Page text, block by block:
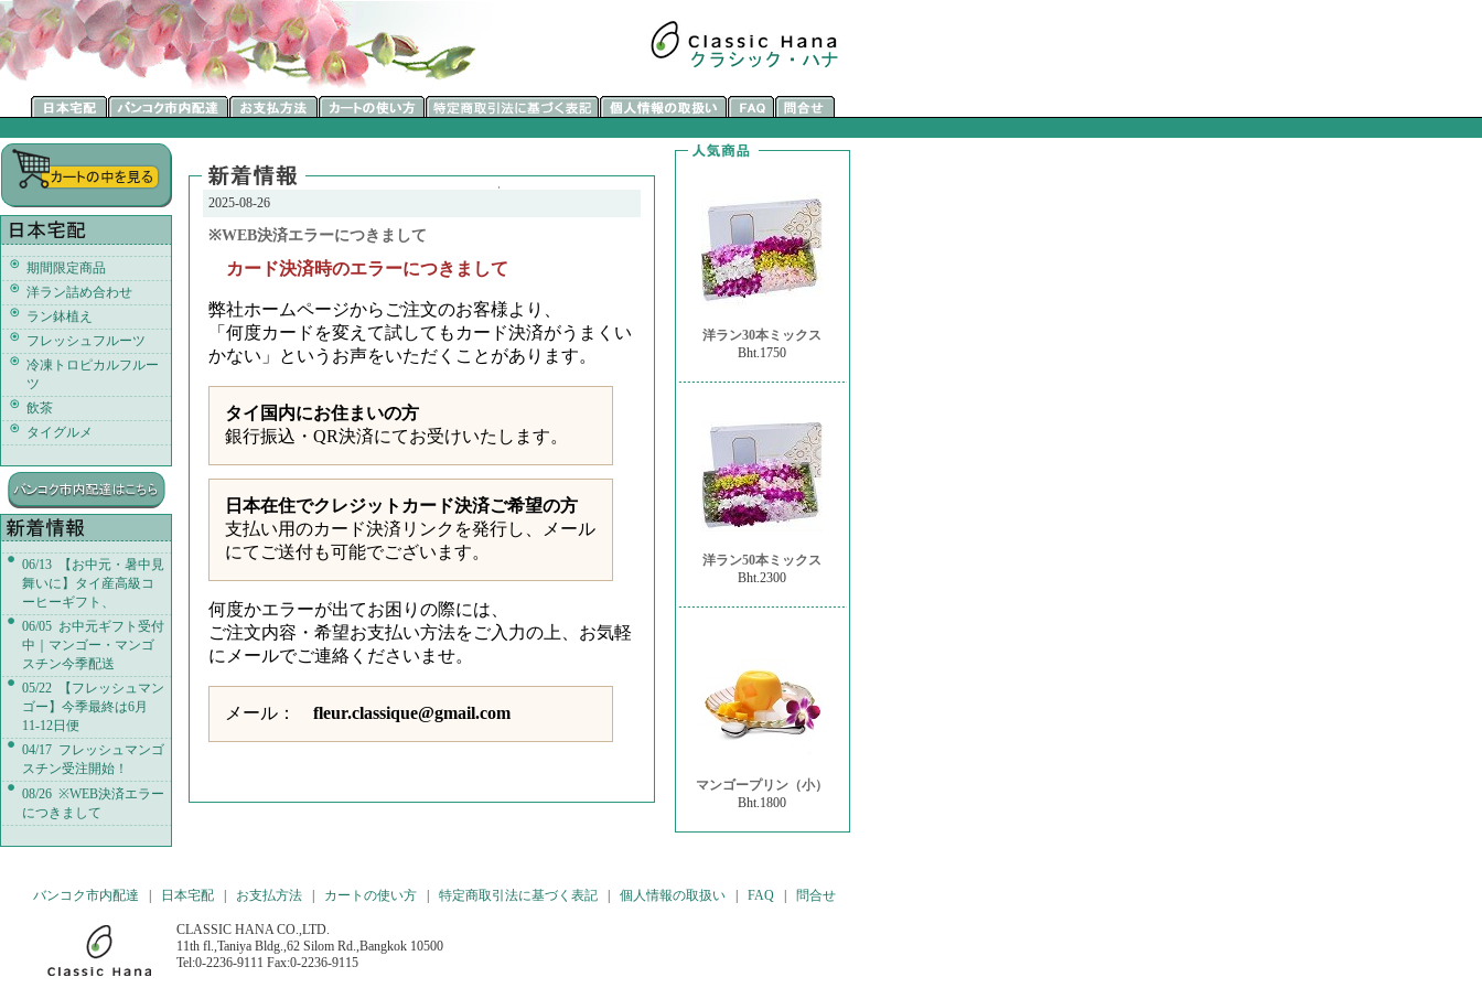
期間限定商品
洋ラン詰め合わせ
ラン鉢植え
フレッシュフルーツ
冷凍トロピカルフルー
ツ
飲茶
タイグルメ
06/13 【お中元・暑中見
舞いに】タイ産高級コ
ーヒーギフト、
06/05 お中元ギフト受付
中｜マンゴー・マンゴ
スチン今季配送
05/22 【フレッシュマン
ゴー】今季最終は6月
11-12日便
04/17 フレッシュマンゴ
スチン受注開始！
08/26 ※WEB決済エラー
につきまして
2025-08-26
※WEB決済エラーにつきまして
カード決済時のエラーにつきまして
弊社ホームページからご注文のお客様より、
「何度カードを変えて試してもカード決済がうまくい
かない」というお声をいただくことがあります。
タイ国内にお住まいの方
銀行振込・QR決済にてお受けいたします。
日本在住でクレジットカード決済ご希望の方
支払い用のカード決済リンクを発行し、メール
にてご送付も可能でございます。
何度かエラーが出てお困りの際には、
ご注文内容・希望お支払い方法をご入力の上、お気軽
にメールでご連絡くださいませ。
メール： fleur.classique@gmail.com
洋ラン30本ミックス
Bht.1750
洋ラン50本ミックス
Bht.2300
マンゴープリン（小）
Bht.1800
バンコク市内配達 日本宅配 お支払方法 カートの使い方 特定商取引法に基づく表記 個人情報の取扱い FAQ 問合せ
CLASSIC HANA CO.,LTD.
11th fl.,Taniya Bldg.,62 Silom Rd.,Bangkok 10500
Tel:0-2236-9111 Fax:0-2236-9115